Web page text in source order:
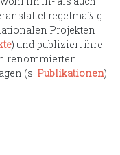
regelmäßig
Projekten
) und publiziert ihre
renommierten
(s. Publikationen).